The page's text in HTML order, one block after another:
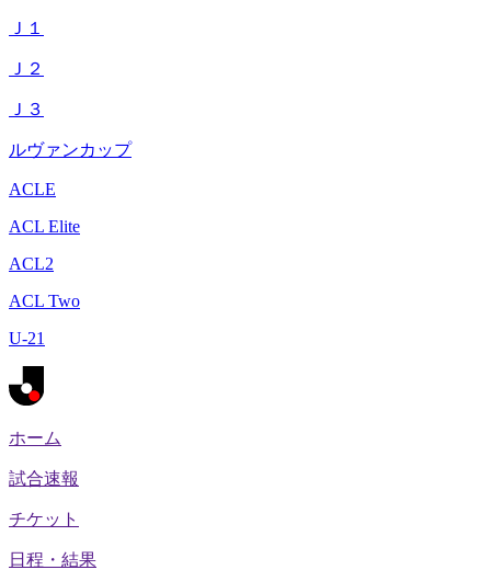
Ｊ１
Ｊ２
Ｊ３
ルヴァンカップ
ACLE
ACL Elite
ACL2
ACL Two
U-21
ホーム
試合速報
チケット
日程・結果